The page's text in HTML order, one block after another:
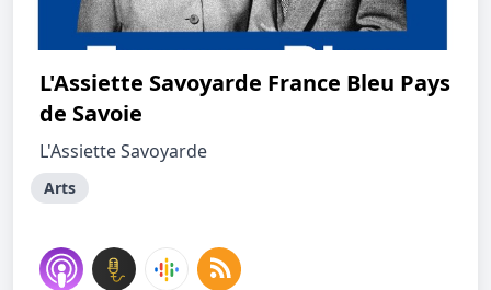
L'Assiette Savoyarde France Bleu Pays
de Savoie
L'Assiette Savoyarde
Arts